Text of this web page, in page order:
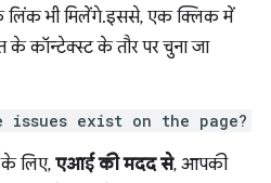
भी मिलेंगे. इससे, एक क्लिक में
के कॉन्टेक्स्ट के तौर पर चुना जा
issues exist on the page?
के लिए, एआई की मदद से, आपकी